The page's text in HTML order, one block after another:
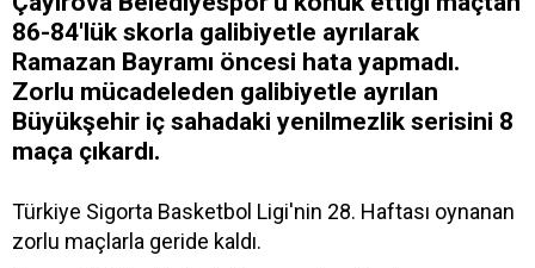
86-84'lük skorla galibiyetle ayrılarak
Ramazan Bayramı öncesi hata yapmadı.
Zorlu mücadeleden galibiyetle ayrılan
Büyükşehir iç sahadaki yenilmezlik serisini 8
maça çıkardı.
Türkiye Sigorta Basketbol Ligi'nin 28. Haftası oynanan
zorlu maçlarla geride kaldı.